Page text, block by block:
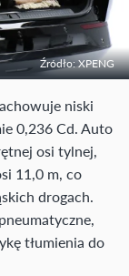
Źródło: XPENG
niski
0,236 Cd. Auto
osi tylnej,
11,0 m, co
drogach.
tłumienia do